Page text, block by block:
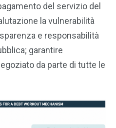
del servizio del
la vulnerabilità
e responsabilità
garantire
da parte di tutte le